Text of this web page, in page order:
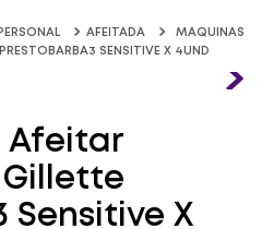
AFEITADA
MAQUINAS
SENSITIVE X 4UND
Afeitar
Gillette
Sensitive X